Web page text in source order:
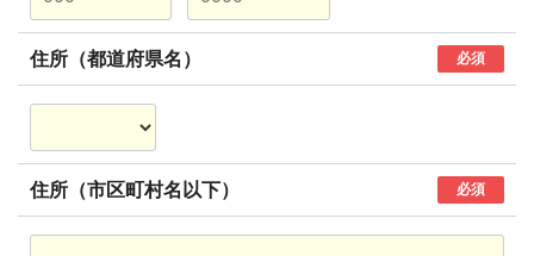
住所（都道府県名） 必須
住所（市区町村名以下） 必須